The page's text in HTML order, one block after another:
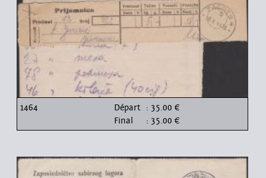
1464 Départ : 35.00 €
Final
: 35.00 €